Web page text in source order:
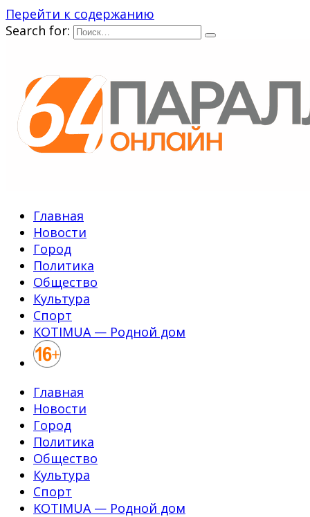
Перейти к содержанию
Search for:
Главная
Новости
Город
Политика
Общество
Культура
Спорт
KOTIMUA — Родной дом
Главная
Новости
Город
Политика
Общество
Культура
Спорт
KOTIMUA — Родной дом